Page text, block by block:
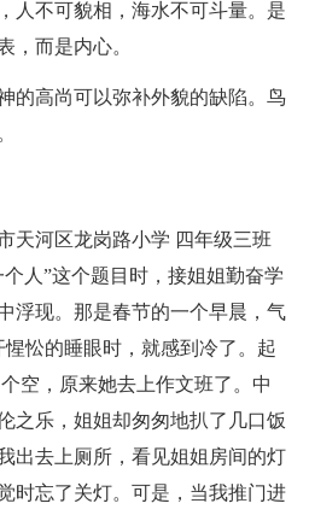
人不可貌相，海水不可斗量。是
，而是内心。
的高尚可以弥补外貌的缺陷。鸟
天河区龙岗路小学 四年级三班
人”这个题目时，接姐姐勤奋学
浮现。那是春节的一个早晨，气
忪的睡眼时，就感到冷了。起
空，原来她去上作文班了。中
之乐，姐姐却匆匆地扒了几口饭
出去上厕所，看见姐姐房间的灯
时忘了关灯。可是，当我推门进